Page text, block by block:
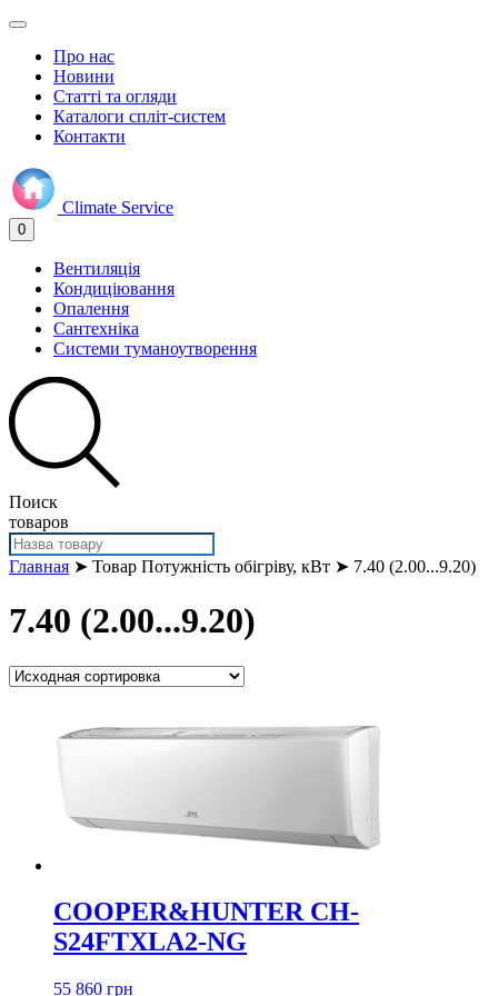
Про нас
Новини
Статті та огляди
Каталоги спліт-систем
Контакти
Climate Service
0
Вентиляція
Кондиціювання
Опалення
Сантехніка
Системи туманоутворення
Поиск
товаров
Главная ➤ Товар Потужність обігріву, кВт ➤ 7.40 (2.00...9.20)
7.40 (2.00...9.20)
COOPER&HUNTER CH-
S24FTXLA2-NG
55 860 грн